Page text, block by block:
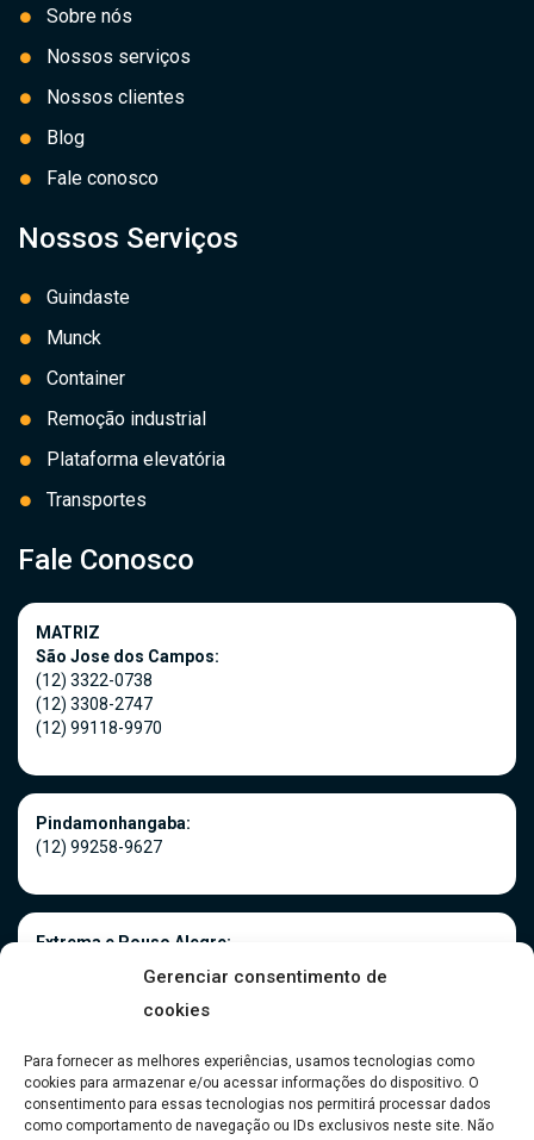
Gerenciar consentimento de
cookies
Para fornecer as melhores experiências, usamos tecnologias como
cookies para armazenar e/ou acessar informações do dispositivo. O
consentimento para essas tecnologias nos permitirá processar dados
como comportamento de navegação ou IDs exclusivos neste site. Não
Sobre nós
Nossos serviços
Nossos clientes
Blog
Fale conosco
Nossos Serviços
Guindaste
Munck
Container
Remoção industrial
Plataforma elevatória
Transportes
Fale Conosco
MATRIZ
São Jose dos Campos:
(12) 3322-0738
(12) 3308-2747
(12) 99118-9970
Pindamonhangaba:
(12) 99258-9627
Extrema e Pouso Alegre:
(35) 3181-0966
Caraguatatuba:
(12) 99118-9970